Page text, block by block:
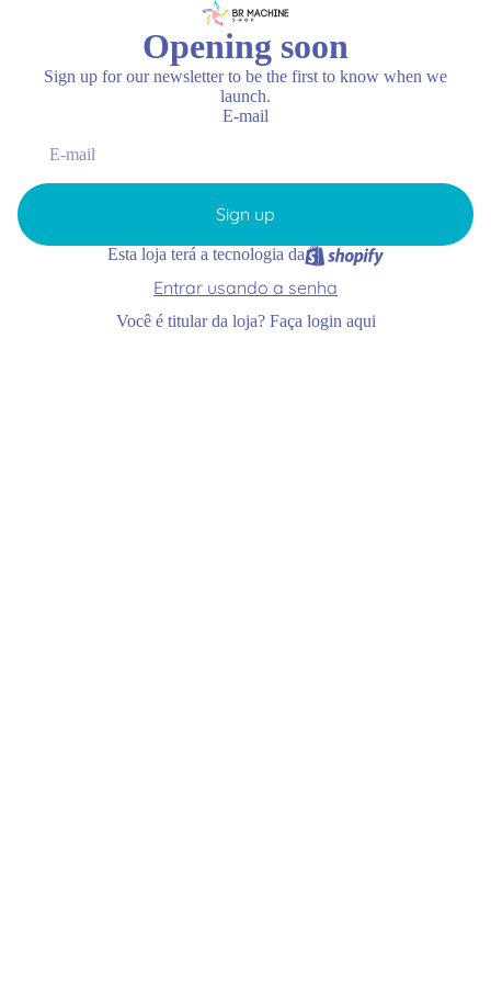
Opening soon
Sign up for our newsletter to be the first to know when we
launch.
E-mail
Sign up
Esta loja terá a tecnologia da
Entrar usando a senha
Você é titular da loja? Faça login aqui